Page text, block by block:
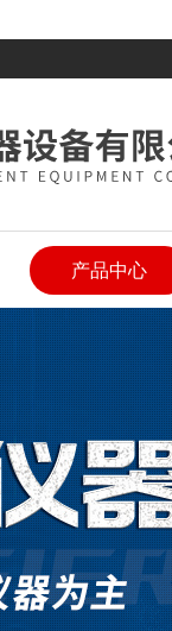
产品中心